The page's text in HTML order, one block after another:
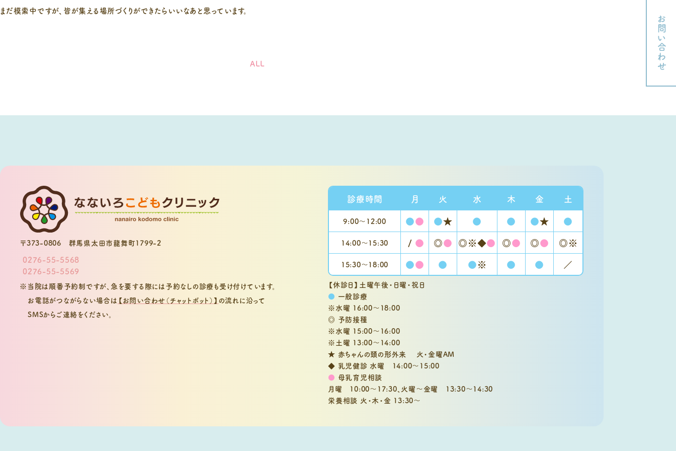
まだ模索中ですが、皆が集える場所づくりができたらいいなあと思っています。
ALL お問い合わせ
〒373-0806 群馬県太田市龍舞町1799-2
0276-55-5568
0276-55-5569
※当院は順番予約制ですが、急を要する際には予約なしの診療も受け付けています。
お電話がつながらない場合は 【お問い合わせ（チャットボット）】 の流れに沿って
SMSからご連絡をください。
診療時間 月 火 水 木 金 土
9:00〜 12:00 ●● ●★ ● ● ●★ ●
14:00～15:30 / ● ◎● ◎※◆● ◎● ◎● ◎※
15:30〜18:00 ●● ● ●※ ● ● ／
【休診日】土曜午後・日曜・祝日
● 一般診療
※水曜 16:00～18:00
◎ 予防接種
※水曜 15:00～16:00
※土曜 13:00～14:00
★ 赤ちゃんの頭の形外来 火・金曜AM
◆ 乳児健診 水曜 14:00～15:00
● 母乳育児相談
月曜 10:00～17:30、 火曜～金曜 13:30～14:30
栄養相談 火・木・金 13:30～